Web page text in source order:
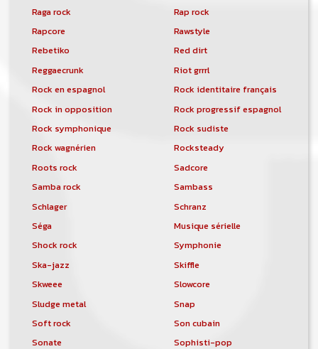
Raga rock
Rap rock
Rapcore
Rawstyle
Rebetiko
Red dirt
Reggaecrunk
Riot grrrl
Rock en espagnol
Rock identitaire français
Rock in opposition
Rock progressif espagnol
Rock symphonique
Rock sudiste
Rock wagnérien
Rocksteady
Roots rock
Sadcore
Samba rock
Sambass
Schlager
Schranz
Séga
Musique sérielle
Shock rock
Symphonie
Ska-jazz
Skiffle
Skweee
Slowcore
Sludge metal
Snap
Soft rock
Son cubain
Sonate
Sophisti-pop